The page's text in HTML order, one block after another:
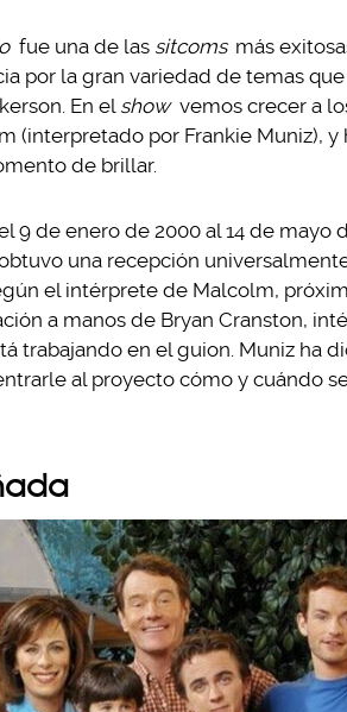
fue una de las sitcoms más
por la gran variedad de temas
En el show vemos crecer a
(interpretado por Frankie Muniz), y
de brillar.
9 de enero de 2000 al 14 de mayo
una recepción
el intérprete de Malcolm,
a manos de Bryan Cranston,
trabajando en el guion. Muniz ha
al proyecto cómo y cuándo